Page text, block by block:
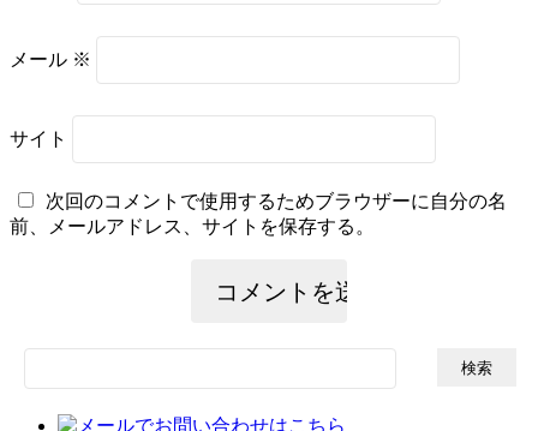
メール ※
サイト
次回のコメントで使用するためブラウザーに自分の名
前、メールアドレス、サイトを保存する。
索: